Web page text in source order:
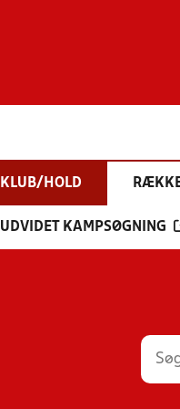
KLUB/HOLD
UDVIDET KAMPSØGNING